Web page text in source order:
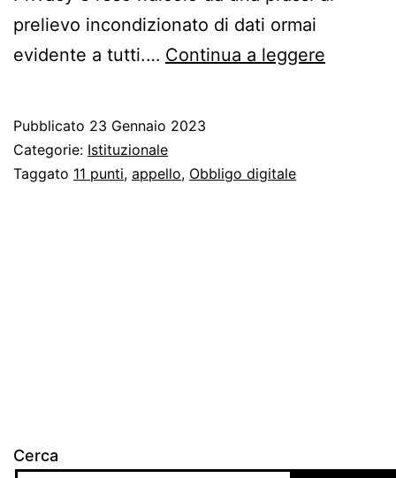
prelievo incondizionato di dati ormai
evidente a tutti.… Continua a leggere
Pubblicato 23 Gennaio 2023
Categorie: Istituzionale
Taggato 11 punti, appello, Obbligo digitale
Cerca